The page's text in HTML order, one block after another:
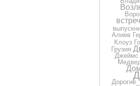
Алиев
Клоуз
Грузия